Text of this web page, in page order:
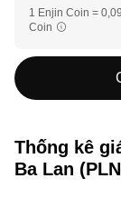
1 Enjin Coin =
Coin
Thống kê
Ba Lan